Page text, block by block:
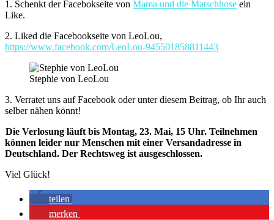
1. Schenkt der Facebokseite von Mama und die Matschhose ein
Like.
2. Liked die Facebookseite von LeoLou,
https://www.facebook.com/LeoLou-945501858811443
Stephie von LeoLou
3. Verratet uns auf Facebook oder unter diesem Beitrag, ob Ihr auch
selber nähen könnt!
Die Verlosung läuft bis Montag, 23. Mai, 15 Uhr. Teilnehmen
können leider nur Menschen mit einer Versandadresse in
Deutschland. Der Rechtsweg ist ausgeschlossen.
Viel Glück!
teilen
merken